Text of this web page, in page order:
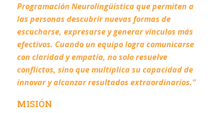
Programación Neurolingüística que permiten a
las personas descubrir nuevas formas de
escucharse, expresarse y generar vínculos más
efectivos. Cuando un equipo logra comunicarse
con claridad y empatía, no solo resuelve
conflictos, sino que multiplica su capacidad de
innovar y alcanzar resultados extraordinarios.”
MISIÓN